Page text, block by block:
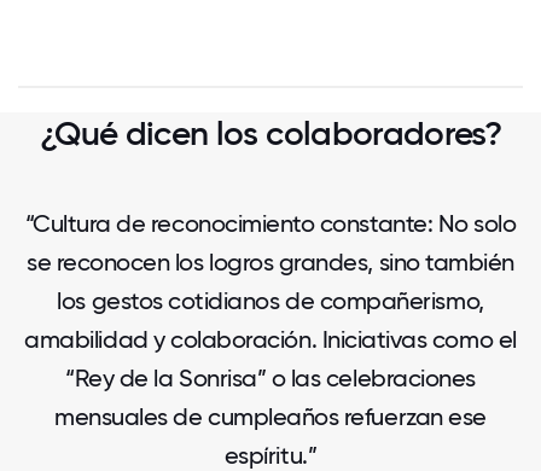
¿Qué dicen los colaboradores?
“Cultura de reconocimiento constante: No solo
se reconocen los logros grandes, sino también
los gestos cotidianos de compañerismo,
amabilidad y colaboración. Iniciativas como el
“Rey de la Sonrisa” o las celebraciones
mensuales de cumpleaños refuerzan ese
espíritu.”